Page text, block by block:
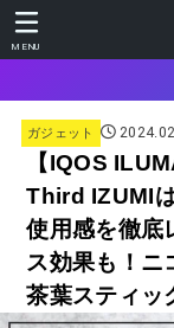
MENU
ガジェット
【IQOS
Third IZUMI
使用感を徹底
ス効果も！ニ
茶葉スティッ